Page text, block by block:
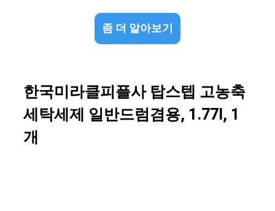
좀 더 알아보기
한국미라클피플사 탑스텝 고농축
세탁세제 일반드럼겸용, 1.77l, 1
개